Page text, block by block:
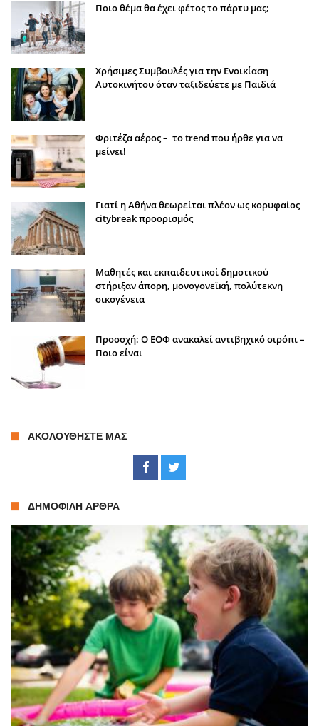
Ποιο θέμα θα έχει φέτος το πάρτυ μας;
Χρήσιμες Συμβουλές για την Ενοικίαση
Αυτοκινήτου όταν ταξιδεύετε με Παιδιά
Φριτέζα αέρος – το trend που ήρθε για να
μείνει!
Γιατί η Αθήνα θεωρείται πλέον ως κορυφαίος
citybreak προορισμός
Μαθητές και εκπαιδευτικοί δημοτικού
στήριξαν άπορη, μονογονεϊκή, πολύτεκνη
οικογένεια
Προσοχή: Ο ΕΟΦ ανακαλεί αντιβηχικό σιρόπι –
Ποιο είναι
ΑΚΟΛΟΥΘΉΣΤΕ ΜΑΣ
ΔΗΜΟΦΙΛΉ ΆΡΘΡΑ